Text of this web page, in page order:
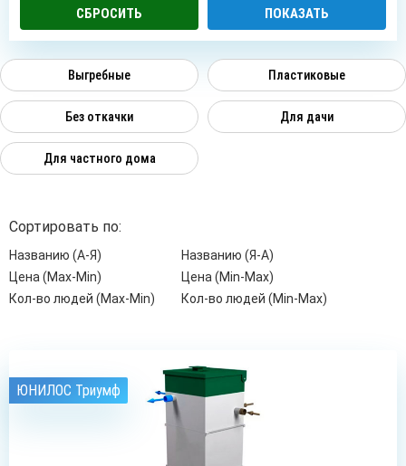
Выгребные Пластиковые
Без откачки Для дачи
Для частного дома
Сортировать по:
Названию (А-Я)
Названию (Я-А)
Цена (Max-Min)
Цена (Min-Max)
Кол-во людей (Max-Min)
Кол-во людей (Min-Max)
ЮНИЛОС Триумф